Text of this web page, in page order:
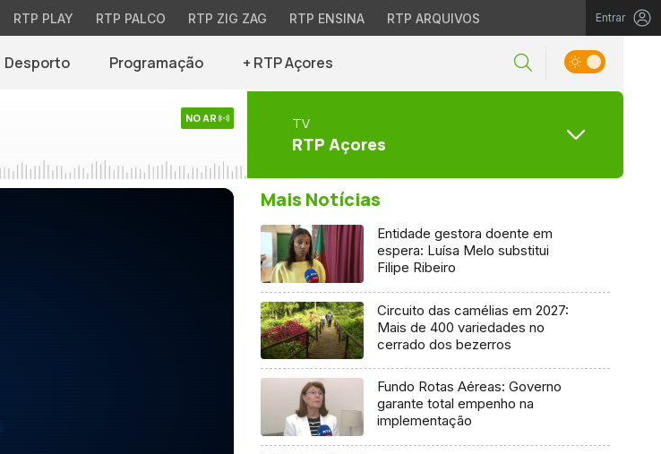
RTP PLAY RTP PALCO RTP ZIG ZAG RTP ENSINA RTP ARQUIVOS Entrar
Desporto Programação + RTP Açores
NO AR TV
RTP Açores
Mais Notícias
Entidade gestora doente em
espera: Luísa Melo substitui
Filipe Ribeiro
Circuito das camélias em 2027:
Mais de 400 variedades no
cerrado dos bezerros
Fundo Rotas Aéreas: Governo
garante total empenho na
implementação